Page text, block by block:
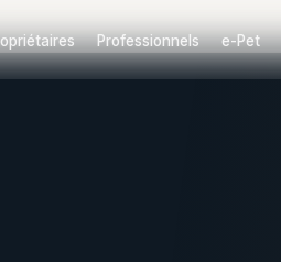
Professionnels e-Pet